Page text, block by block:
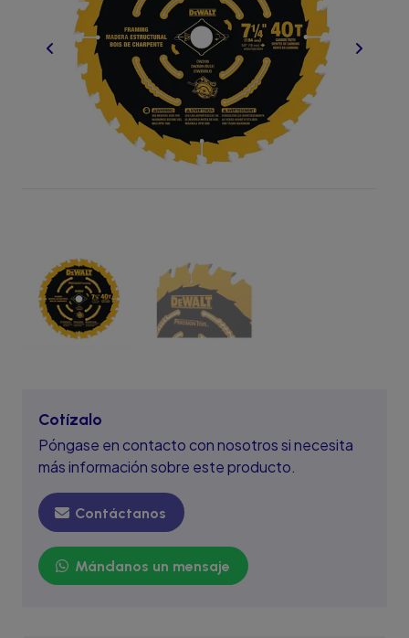
Cotízalo
Póngase en contacto con nosotros si necesita
más información sobre este producto.
Contáctanos
Mándanos un mensaje